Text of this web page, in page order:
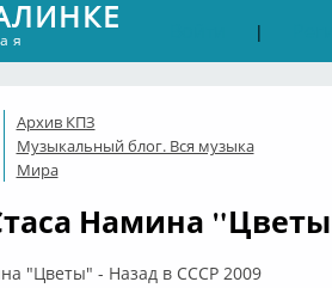
|
Архив КПЗ
Музыкальный блог. Вся музыка
Мира
Намина
"Цветы" - Назад в СССР 2009